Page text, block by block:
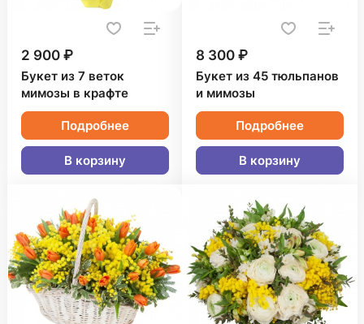
2 900 ₽
Букет из 7 веток
мимозы в крафте
Подробнее
В корзину
8 300 ₽
Букет из 45 тюльпанов
и мимозы
Подробнее
В корзину